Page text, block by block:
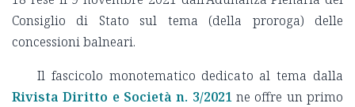
Consiglio di Stato sul tema (della proroga) delle
concessioni balneari.
Il fascicolo monotematico dedicato al tema dalla
Rivista Diritto e Società n. 3/2021ne offre un primo